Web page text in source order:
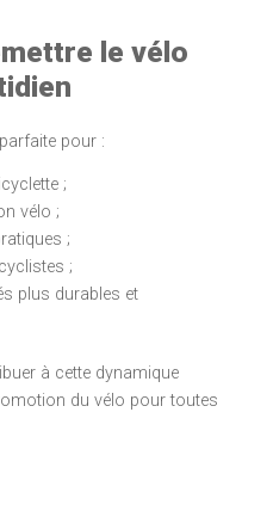
le vélo
pour :
;
vélo ;
;
;
plus durables et
à cette dynamique
du vélo pour toutes